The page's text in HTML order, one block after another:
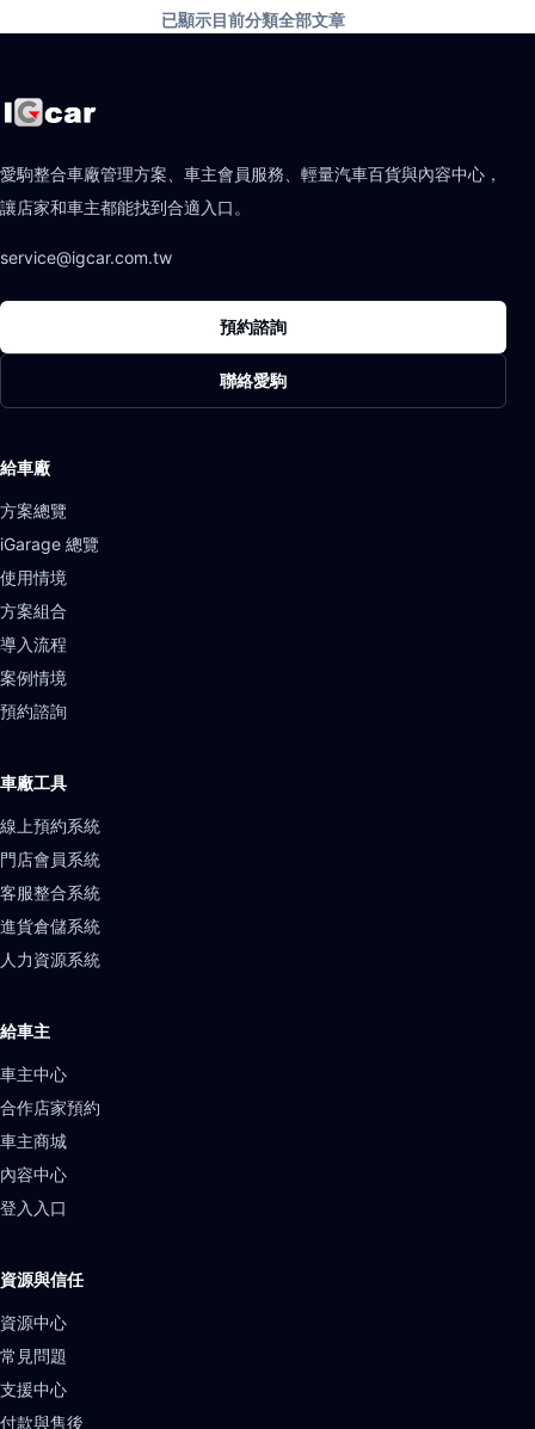
已顯示目前分類全部文章
愛駒整合車廠管理方案、車主會員服務、輕量汽車百貨與內容中心，
讓店家和車主都能找到合適入口。
service@igcar.com.tw
預約諮詢
聯絡愛駒
給車廠
方案總覽
iGarage 總覽
使用情境
方案組合
導入流程
案例情境
預約諮詢
車廠工具
線上預約系統
門店會員系統
客服整合系統
進貨倉儲系統
人力資源系統
給車主
車主中心
合作店家預約
車主商城
內容中心
登入入口
資源與信任
資源中心
常見問題
支援中心
付款與售後